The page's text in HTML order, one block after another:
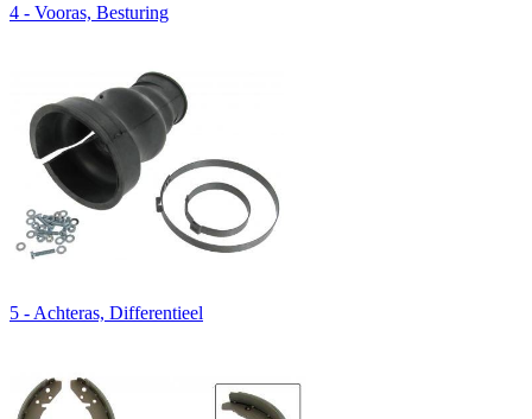
4 - Vooras, Besturing
5 - Achteras, Differentieel